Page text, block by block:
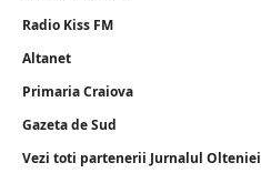
Radio Kiss FM
Altanet
Primaria Craiova
Gazeta de Sud
Vezi toti partenerii Jurnalul Olteniei